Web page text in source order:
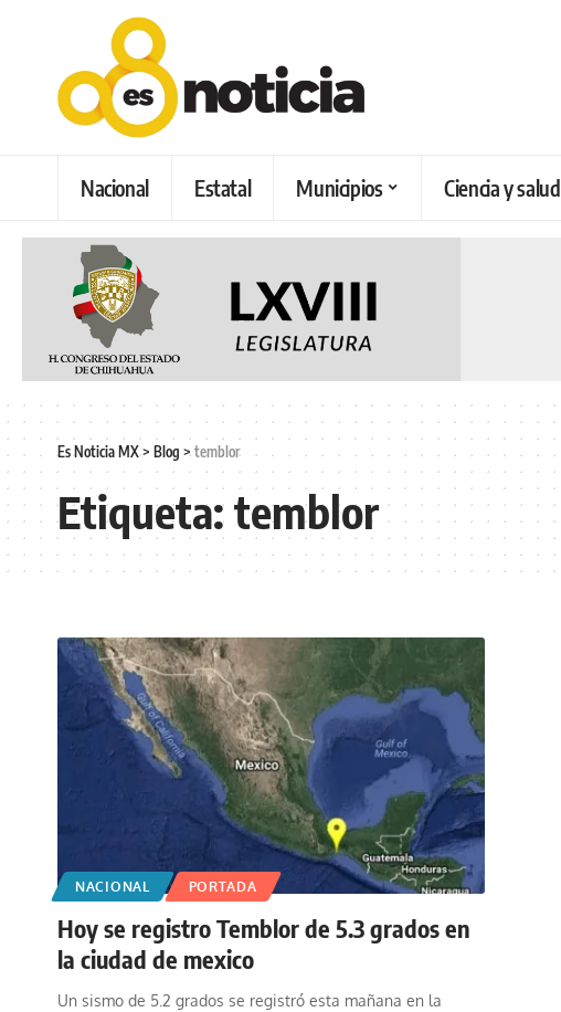
Nacional Estatal Municipios Ciencia y salud
Es Noticia MX> Blog >temblor
Etiqueta:temblor
NACIONAL PORTADA
Hoy se registro Temblor de 5.3 grados en
la ciudad de mexico
Un sismo de 5.2 grados se registró esta mañana en la